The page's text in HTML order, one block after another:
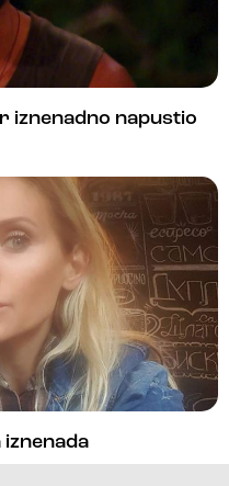
iznenadno napustio